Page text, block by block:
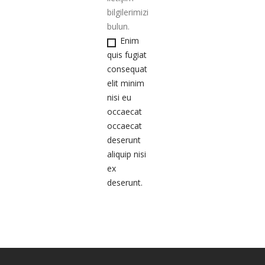
bilgilerimizi
bulun.
Enim
quis fugiat
consequat
elit minim
nisi eu
occaecat
occaecat
deserunt
aliquip nisi
ex
deserunt.